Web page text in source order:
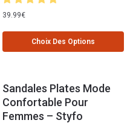
39.99€
Choix Des Options
Sandales Plates Mode
Confortable Pour
Femmes – Styfo